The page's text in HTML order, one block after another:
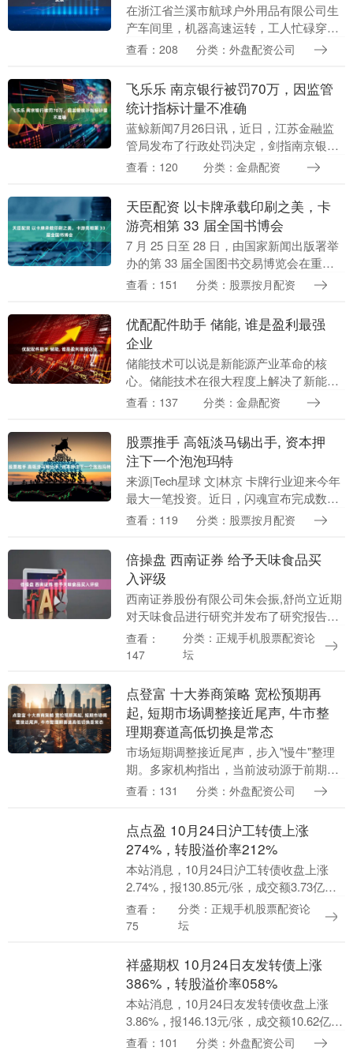
在浙江省兰溪市航球户外用品有限公司生
产车间里，机器高速运转，工人忙碌穿
梭，一批批崭新的篮球正被打包发往全国
大幅增长。”企....
查看：208 分类：外盘配资公司
飞乐乐 南京银行被罚70万，因监管
统计指标计量不准确
蓝鲸新闻7月26日讯，近日，江苏金融监
管局发布了行政处罚决定，剑指南京银行
股份有限公司。 罚单显示，南京银行的主
准确。 针对....
查看：120 分类：金鼎配资
天臣配资 以卡牌承载印刷之美，卡
游亮相第 33 届全国书博会
7 月 25 日至 28 日，由国家新闻出版署举
办的第 33 届全国图书交易博览会在重庆
国际博览中心盛大召开。作为全球文化创
创....
查看：151 分类：股票按月配资
优配配件助手 储能, 谁是盈利最强
企业
储能技术可以说是新能源产业革命的核
心。储能技术在很大程度上解决了新能源
发电的随机性、波动性问题，可以实现新
发电引起的电网电压....
查看：137 分类：金鼎配资
股票推手 高瓴淡马锡出手, 资本押
注下一个泡泡玛特
来源|Tech星球 文|林京 卡牌行业迎来今年
最大一笔投资。近日，闪魂宣布完成数亿
元融资，由高瓴创投领投，高榕创投、凯
背后的....
查看：119 分类：股票按月配资
倍操盘 西南证券 给予天味食品买
入评级
西南证券股份有限公司朱会振,舒尚立近期
对天味食品进行研究并发布了研究报告
《2025年中报点评：25Q2收入端改善，盈
利能力明显提升》，给予天味食品买入评
查看：
147
分类：正规手机股票配资论
坛
点登富 十大券商策略 宽松预期再
起, 短期市场调整接近尾声, 牛市整
理期赛道高低切换是常态
市场短期调整接近尾声，步入"慢牛"整理
期。多家机构指出，当前波动源于前期交
易过热与结构集中，非趋势反转。建议淡
子、创新药、新....
查看：131 分类：外盘配资公司
点点盈 10月24日沪工转债上涨
274%，转股溢价率212%
本站消息，10月24日沪工转债收盘上涨
2.74%，报130.85元/张，成交额3.73亿
元，转股溢价率21.2%。 资料显示，沪工
转债信用级别为“A”，债券期限....
查看：
75
分类：正规手机股票配资论
坛
祥盛期权 10月24日友发转债上涨
386%，转股溢价率058%
本站消息，10月24日友发转债收盘上涨
3.86%，报146.13元/张，成交额10.62亿
元，转股溢价率0.58%。 资料显示，友发
查看：101 分类：外盘配资公司